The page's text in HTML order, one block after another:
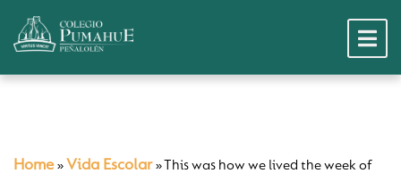
Home » Vida Escolar»
This was how we lived the week of